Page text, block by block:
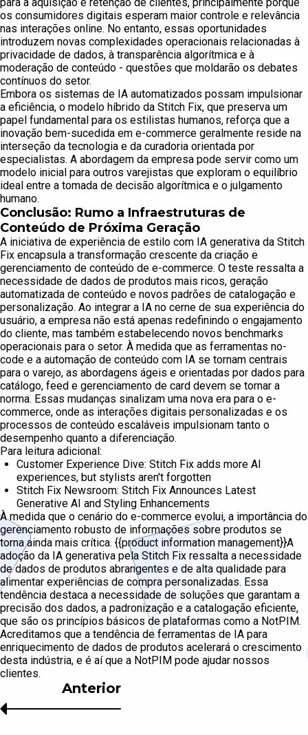
os consumidores digitais esperam maior controle e relevância
nas interações online. No entanto, essas oportunidades
introduzem novas complexidades operacionais relacionadas à
privacidade de dados, à transparência algorítmica e à
moderação de conteúdo - questões que moldarão os debates
contínuos do setor.
Embora os sistemas de IA automatizados possam impulsionar
a eficiência, o modelo híbrido da Stitch Fix, que preserva um
papel fundamental para os estilistas humanos, reforça que a
inovação bem-sucedida em e-commerce geralmente reside na
interseção da tecnologia e da curadoria orientada por
especialistas. A abordagem da empresa pode servir como um
modelo inicial para outros varejistas que exploram o equilíbrio
ideal entre a tomada de decisão algorítmica e o julgamento
humano.
Conclusão: Rumo a Infraestruturas de
Conteúdo de Próxima Geração
A iniciativa de experiência de estilo com IA generativa da Stitch
Fix encapsula a transformação crescente da criação e
gerenciamento de conteúdo de e-commerce. O teste ressalta a
necessidade de dados de produtos mais ricos, geração
automatizada de conteúdo e novos padrões de catalogação e
personalização. Ao integrar a IA no cerne de sua experiência do
usuário, a empresa não está apenas redefinindo o engajamento
do cliente, mas também estabelecendo novos benchmarks
operacionais para o setor. À medida que as ferramentas no-
code e a automação de conteúdo com IA se tornam centrais
para o varejo, as abordagens ágeis e orientadas por dados para
catálogo, feed e gerenciamento de card devem se tornar a
norma. Essas mudanças sinalizam uma nova era para o e-
commerce, onde as interações digitais personalizadas e os
processos de conteúdo escaláveis impulsionam tanto o
desempenho quanto a diferenciação.
Para leitura adicional:
Customer Experience Dive: Stitch Fix adds more AI
experiences, but stylists aren't forgotten
Stitch Fix Newsroom: Stitch Fix Announces Latest
Generative AI and Styling Enhancements
À medida que o cenário do e-commerce evolui, a importância do
gerenciamento robusto de informações sobre produtos se
torna ainda mais crítica. {{product information management}}A
adoção da IA generativa pela Stitch Fix ressalta a necessidade
de dados de produtos abrangentes e de alta qualidade para
alimentar experiências de compra personalizadas. Essa
tendência destaca a necessidade de soluções que garantam a
precisão dos dados, a padronização e a catalogação eficiente,
que são os princípios básicos de plataformas como a NotPIM.
Acreditamos que a tendência de ferramentas de IA para
enriquecimento de dados de produtos acelerará o crescimento
desta indústria, e é aí que a NotPIM pode ajudar nossos
clientes.
Anterior